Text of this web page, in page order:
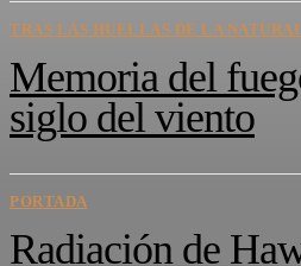
TRAS LAS HUELLAS DE LA
Memoria del
siglo del viento
PORTADA
Radiación de